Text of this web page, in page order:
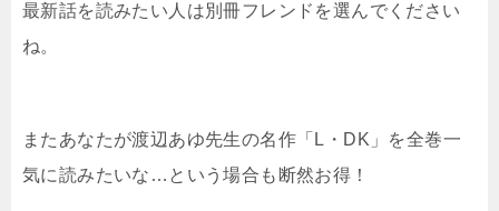
最新話を読みたい人は別冊フレンドを選んでください
ね。
またあなたが渡辺あゆ先生の名作「L・DK」を全巻一
気に読みたいな…という場合も断然お得！